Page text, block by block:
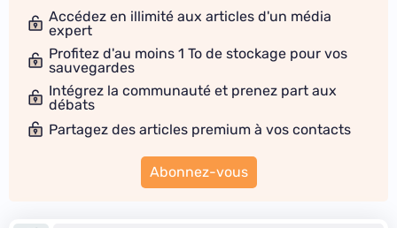
Accédez en illimité aux articles d'un média
expert
Profitez d'au moins 1 To de stockage pour vos
sauvegardes
Intégrez la communauté et prenez part aux
débats
Partagez des articles premium à vos contacts
Abonnez-vous